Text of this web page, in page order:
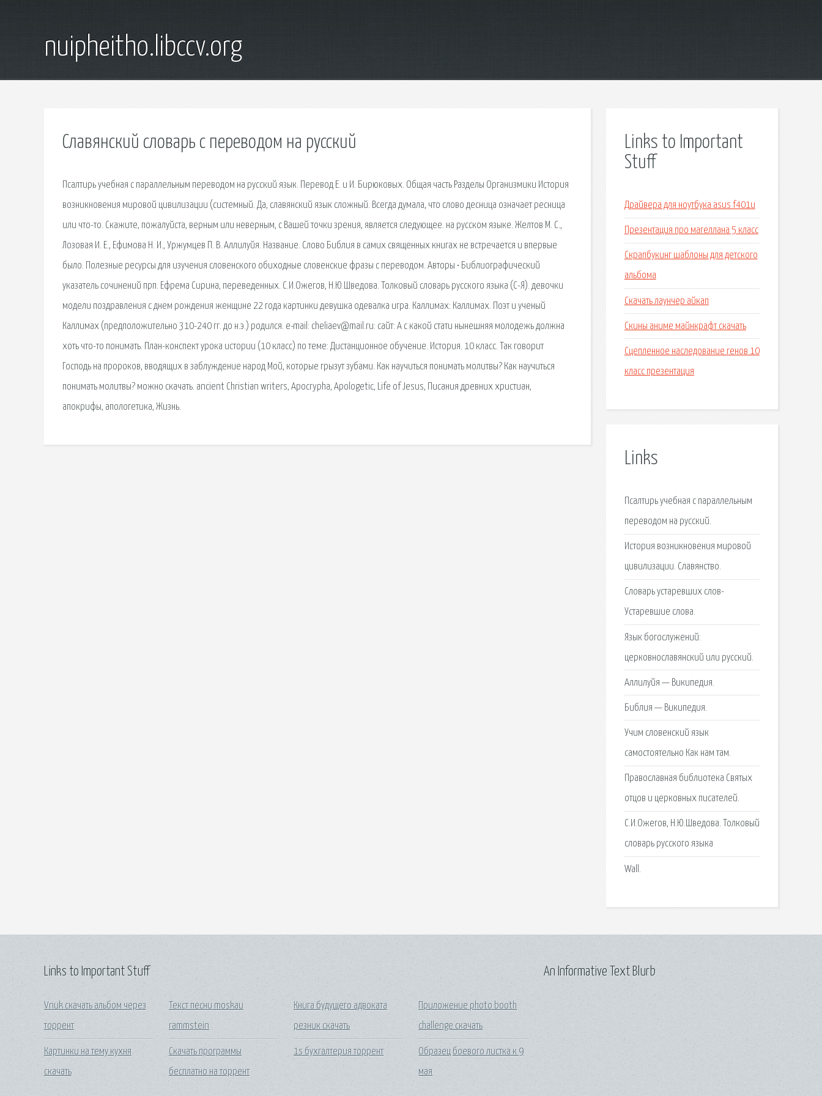
nuipheitho.libccv.org
Славянский словарь с переводом на русский
Псалтирь учебная с параллельным переводом на русский язык. Перевод Е. и И. Бирюковых. Общая часть Разделы Организмики История
возникновения мировой цивилизации (системный. Да, славянский язык сложный. Всегда думала, что слово десница означает ресница
или что-то. Скажите, пожалуйста, верным или неверным, с Вашей точки зрения, является следующее. на русском языке. Желтов М. С.,
Лозовая И. Е., Ефимова Н. И., Уржумцев П. В. Аллилуйя. Название. Слово Библия в самих священных книгах не встречается и впервые
было. Полезные ресурсы для изучения словенского обиходные словенские фразы с переводом. Авторы • Библиографический
указатель сочинений прп. Ефрема Сирина, переведенных. С.И.Ожегов, Н.Ю.Шведова. Толковый словарь русского языка (С-Я). девочки
модели поздравления с днем рождения женщине 22 года картинки девушка одевалка игра. Каллимах: Каллимах. Поэт и ученый
Каллимах (предположительно 310-240 гг. до н.э.) родился. e-mail: cheliaev@mail.ru: сайт: А с какой стати нынешняя молодежь должна
хоть что-то понимать. План-конспект урока истории (10 класс) по теме: Дистанционное обучение. История. 10 класс. Так говорит
Господь на пророков, вводящих в заблуждение народ Мой, которые грызут зубами. Как научиться понимать молитвы? Как научиться
понимать молитвы? можно скачать. ancient Christian writers, Apocrypha, Apologetic, Life of Jesus, Писания древних христиан,
апокрифы, апологетика, Жизнь.
Links to Important
Stuff
Драйвера для ноутбука asus f401u
Презентация про магеллана 5 класс
Скрапбукинг шаблоны для детского
альбома
Скачать лаунчер айкап
Скины аниме майнкрафт скачать
Сцепленное наследование генов 10
класс презентация
Links
Псалтирь учебная с параллельным
переводом на русский.
История возникновения мировой
цивилизации. Славянство.
Словарь устаревших слов-
Устаревшие слова.
Язык богослужений:
церковнославянский или русский.
Аллилуйя — Википедия.
Библия — Википедия.
Учим словенский язык
самостоятельно Как нам там.
Православная библиотека Святых
отцов и церковных писателей.
С.И.Ожегов, Н.Ю.Шведова. Толковый
словарь русского языка
Wall.
Links to Important Stuff
Vnuk скачать альбом через
торрент
Картинки на тему кухня
скачать
Текст песни moskau
rammstein
Скачать программы
бесплатно на торрент
Книга будущего адвоката
резник скачать
1s бухгалтерия торрент
Приложение photo booth
challenge скачать
Образец боевого листка к 9
мая
An Informative Text Blurb